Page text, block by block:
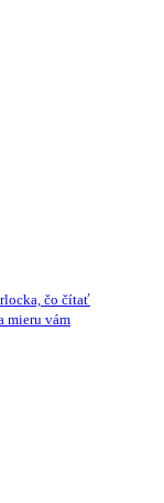
čo čítať
mieru vám